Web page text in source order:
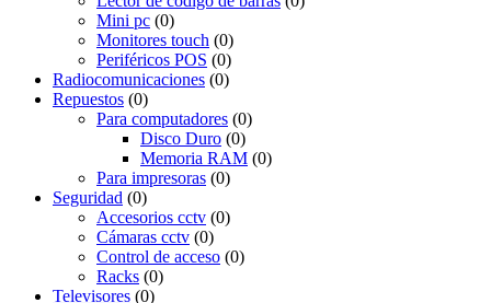
Mini pc (0)
Monitores touch (0)
Periféricos POS (0)
Radiocomunicaciones (0)
Repuestos (0)
Para computadores (0)
Disco Duro (0)
Memoria RAM (0)
Para impresoras (0)
Seguridad (0)
Accesorios cctv (0)
Cámaras cctv (0)
Control de acceso (0)
Racks (0)
Televisores (0)